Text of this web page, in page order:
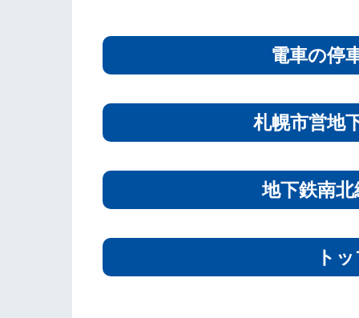
電車の停
札幌市営地
地下鉄南
ト